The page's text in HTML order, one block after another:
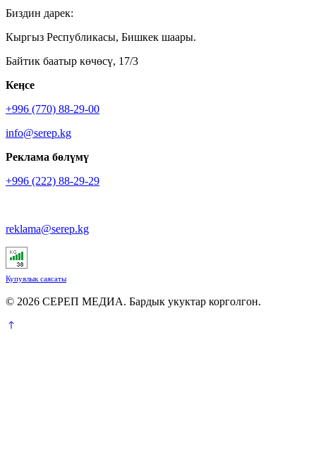
Биздин дарек:
Кыргыз Республикасы, Бишкек шаары.
Байтик баатыр көчөсү, 17/3
Кеӊсе
+996 (770) 88-29-00
info@serep.kg
Реклама бөлүмү
+996 (222) 88-29-29
reklama@serep.kg
Купуялык саясаты
© 2026 СЕРЕП МЕДИА. Бардык укуктар корголгон.